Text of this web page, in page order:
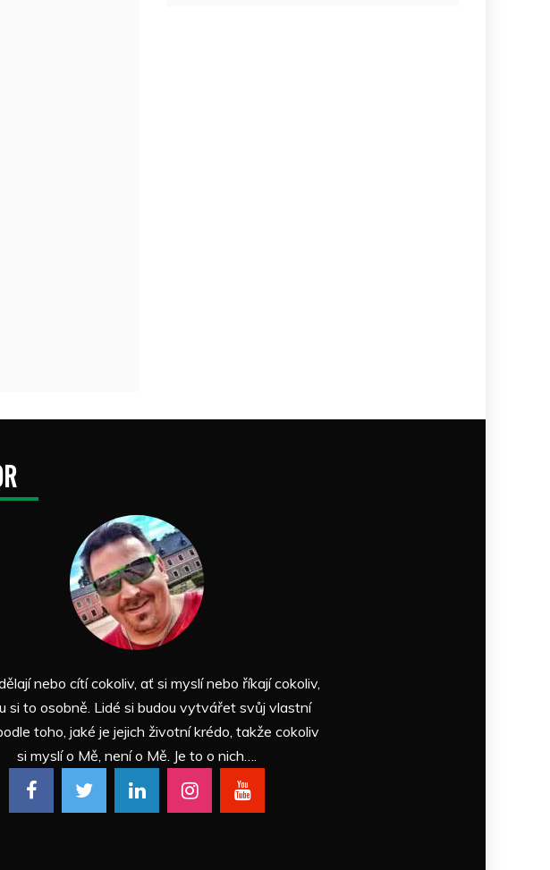
nebo cítí cokoliv, ať si myslí nebo říkají cokoliv,
si to osobně. Lidé si budou vytvářet svůj vlastní
toho, jaké je jejich životní krédo, takže cokoliv
si myslí o Mě, není o Mě. Je to o nich….